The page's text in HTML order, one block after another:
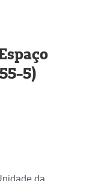
5)
da